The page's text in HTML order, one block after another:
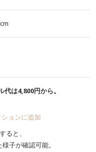
は4,800円から。
ョンに追加
ると、
子が確認可能。